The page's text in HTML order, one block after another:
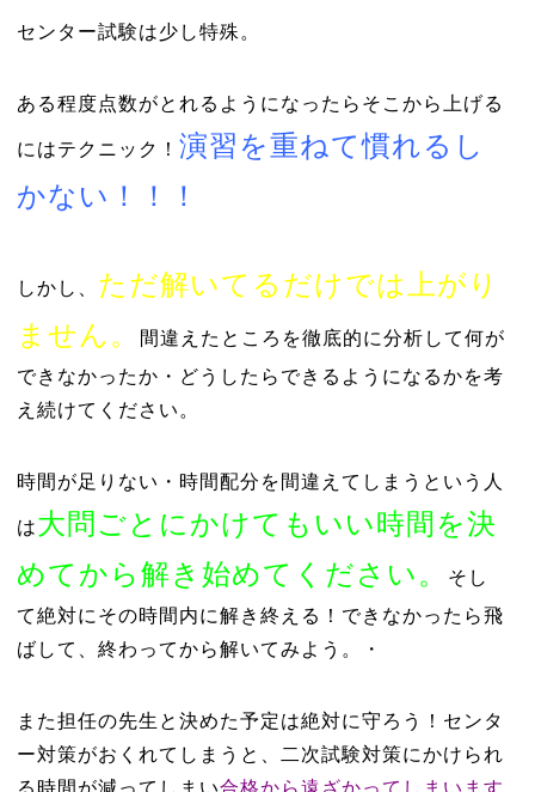
センター試験は少し特殊。
ある程度点数がとれるようになったらそこから上げる
にはテクニック！ 演習を重ねて慣れるし
かない！！！
しかし、 ただ解いてるだけでは上がり
ません。
間違えたところを徹底的に分析して何が
できなかったか・どうしたらできるようになるかを考
え続けてください。
時間が足りない・時間配分を間違えてしまうという人
は大問ごとにかけてもいい時間を決
めてから解き始めてください。
そし
て絶対にその時間内に解き終える！できなかったら飛
ばして、終わってから解いてみよう。・
また担任の先生と決めた予定は絶対に守ろう！センタ
ー対策がおくれてしまうと、二次試験対策にかけられ